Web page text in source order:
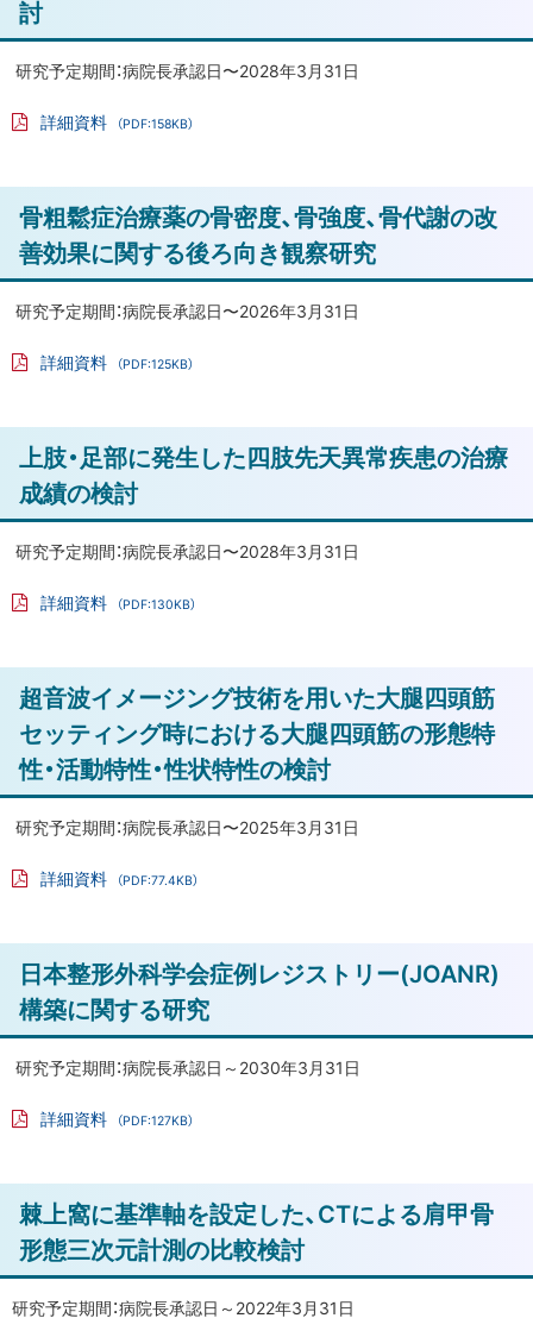
診
断・
治
法
探
索
シ
ッ
ト
ロ
テ
オ
ー
解
を
用
い
た
脱
化
型
軟
腫
に
お
け
新
治
療
法
の
索
プ
に
る
討
研究予定期間：病院長承認日〜2028年3月31日
ァ
イ
ル
詳細資料 （PDF:158KB）
ト
ッ
プ
に
る
骨粗鬆症治療薬の骨密度、骨強度、骨代謝の改
善効果に関する後ろ向き観察研究
研究予定期間：病院長承認日〜2026年3月31日
ァ
ル
詳細資料 （PDF:125KB）
プ
に
る
上肢・足部に発生した四肢先天異常疾患の治療
成績の検討
研究予定期間：病院長承認日〜2028年3月31日
ァ
イ
ル
詳細資料 （PDF:130KB）
ト
ッ
プ
に
戻
超音波イメージング技術を用いた大腿四頭筋
セッティング時における大腿四頭筋の形態特
性・活動特性・性状特性の検討
研究予定期間：病院長承認日〜2025年3月31日
ァ
イ
ル
詳細資料 （PDF:77.4KB）
ト
ッ
プ
に
る
日本整形外科学会症例レジストリー(JOANR)
構築に関する研究
研究予定期間：病院長承認日～2030年3月31日
ァ
イ
ル
詳細資料 （PDF:127KB）
ト
ッ
プ
に
棘上窩に基準軸を設定した、CTによる肩甲骨
形態三次元計測の比較検討
研究予定期間：病院長承認日～2022年3月31日